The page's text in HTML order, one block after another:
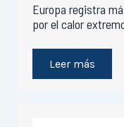
Europa registra
por el calor
Leer más